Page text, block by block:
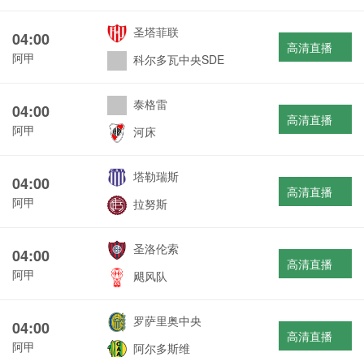
04:00
阿甲
圣塔菲联
科尔多瓦中央SDE
高清直播
04:00
阿甲
泰格雷
河床
高清直播
04:00
阿甲
塔勒瑞斯
拉努斯
高清直播
04:00
阿甲
圣洛伦索
飓风队
高清直播
04:00
阿甲
罗萨里奥中央
阿尔多斯维
高清直播